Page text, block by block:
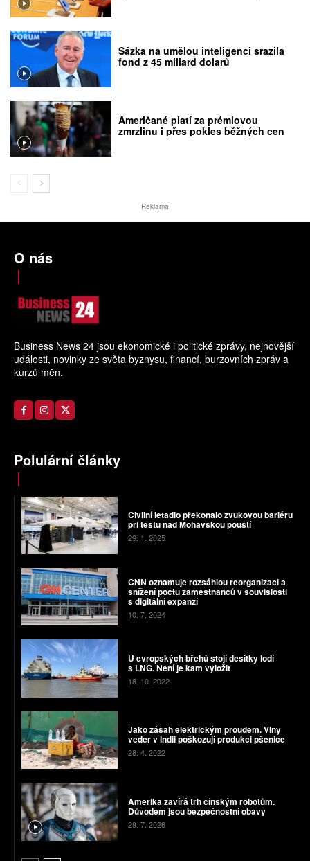
Sázka na umělou inteligenci srazila
fond z 45 miliard dolarů
Američané platí za prémiovou
zmrzlinu i přes pokles běžných cen
Reklama
O nás
Business News 24 jsou ekonomické i politické zprávy, nejnovější
události, novinky ze světa byznysu, financí, burzovních zpráv a
kurzů měn.
Polulární články
Civilní letadlo překonalo zvukovou bariéru
při testu nad Mohavskou pouští
29. 1. 2025
CNN oznamuje rozsáhlou reorganizaci a
snížení počtu zaměstnanců v souvislosti
s digitální expanzí
10. 7. 2024
U evropských břehů stojí desítky lodí
s LNG. Není je kam vyložit
18. 10. 2022
Jako zásah elektrickým proudem. Vlny
veder v Indii poškozují produkci pšenice
28. 4. 2022
Amerika zavírá trh čínským robotům.
Důvodem jsou bezpečnostní obavy
29. 7. 2026